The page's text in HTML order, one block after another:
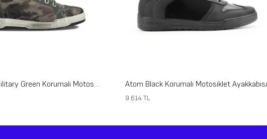
Raptor Evo Military Green Korumalı Motosiklet Ayakkabısı Atom Black Korumalı Motosiklet Ayakkabısı
9.614TL